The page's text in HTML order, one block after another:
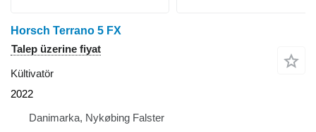
Horsch Terrano 5 FX
Talep üzerine fiyat
Kültivatör
2022
Danimarka, Nykøbing Falster